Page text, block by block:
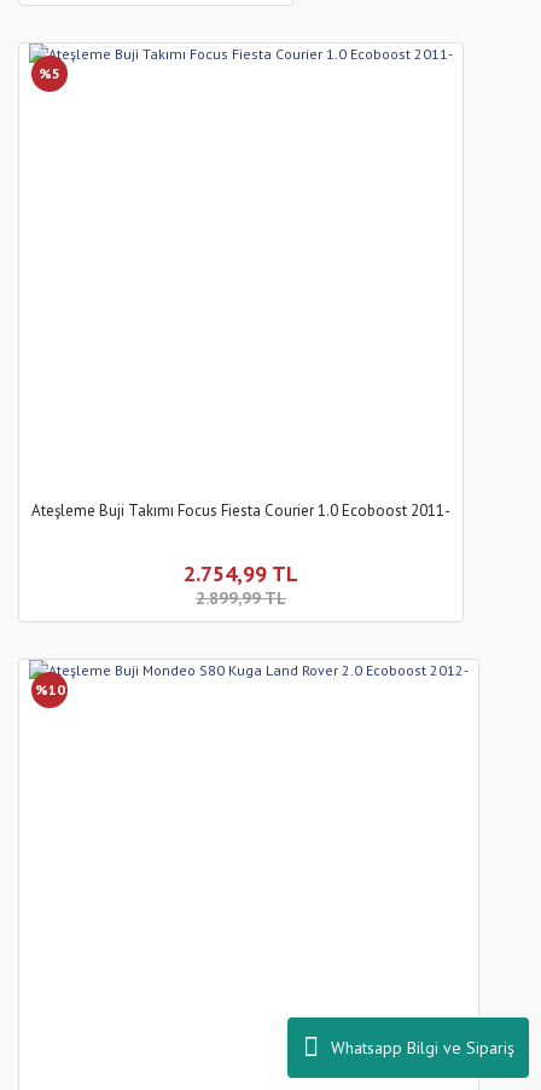
Whatsapp Bilgi ve Sipariş
%5
Ateşleme Buji Takımı Focus Fiesta Courier 1.0 Ecoboost 2011-
2.754,99 TL
2.899,99 TL
%10